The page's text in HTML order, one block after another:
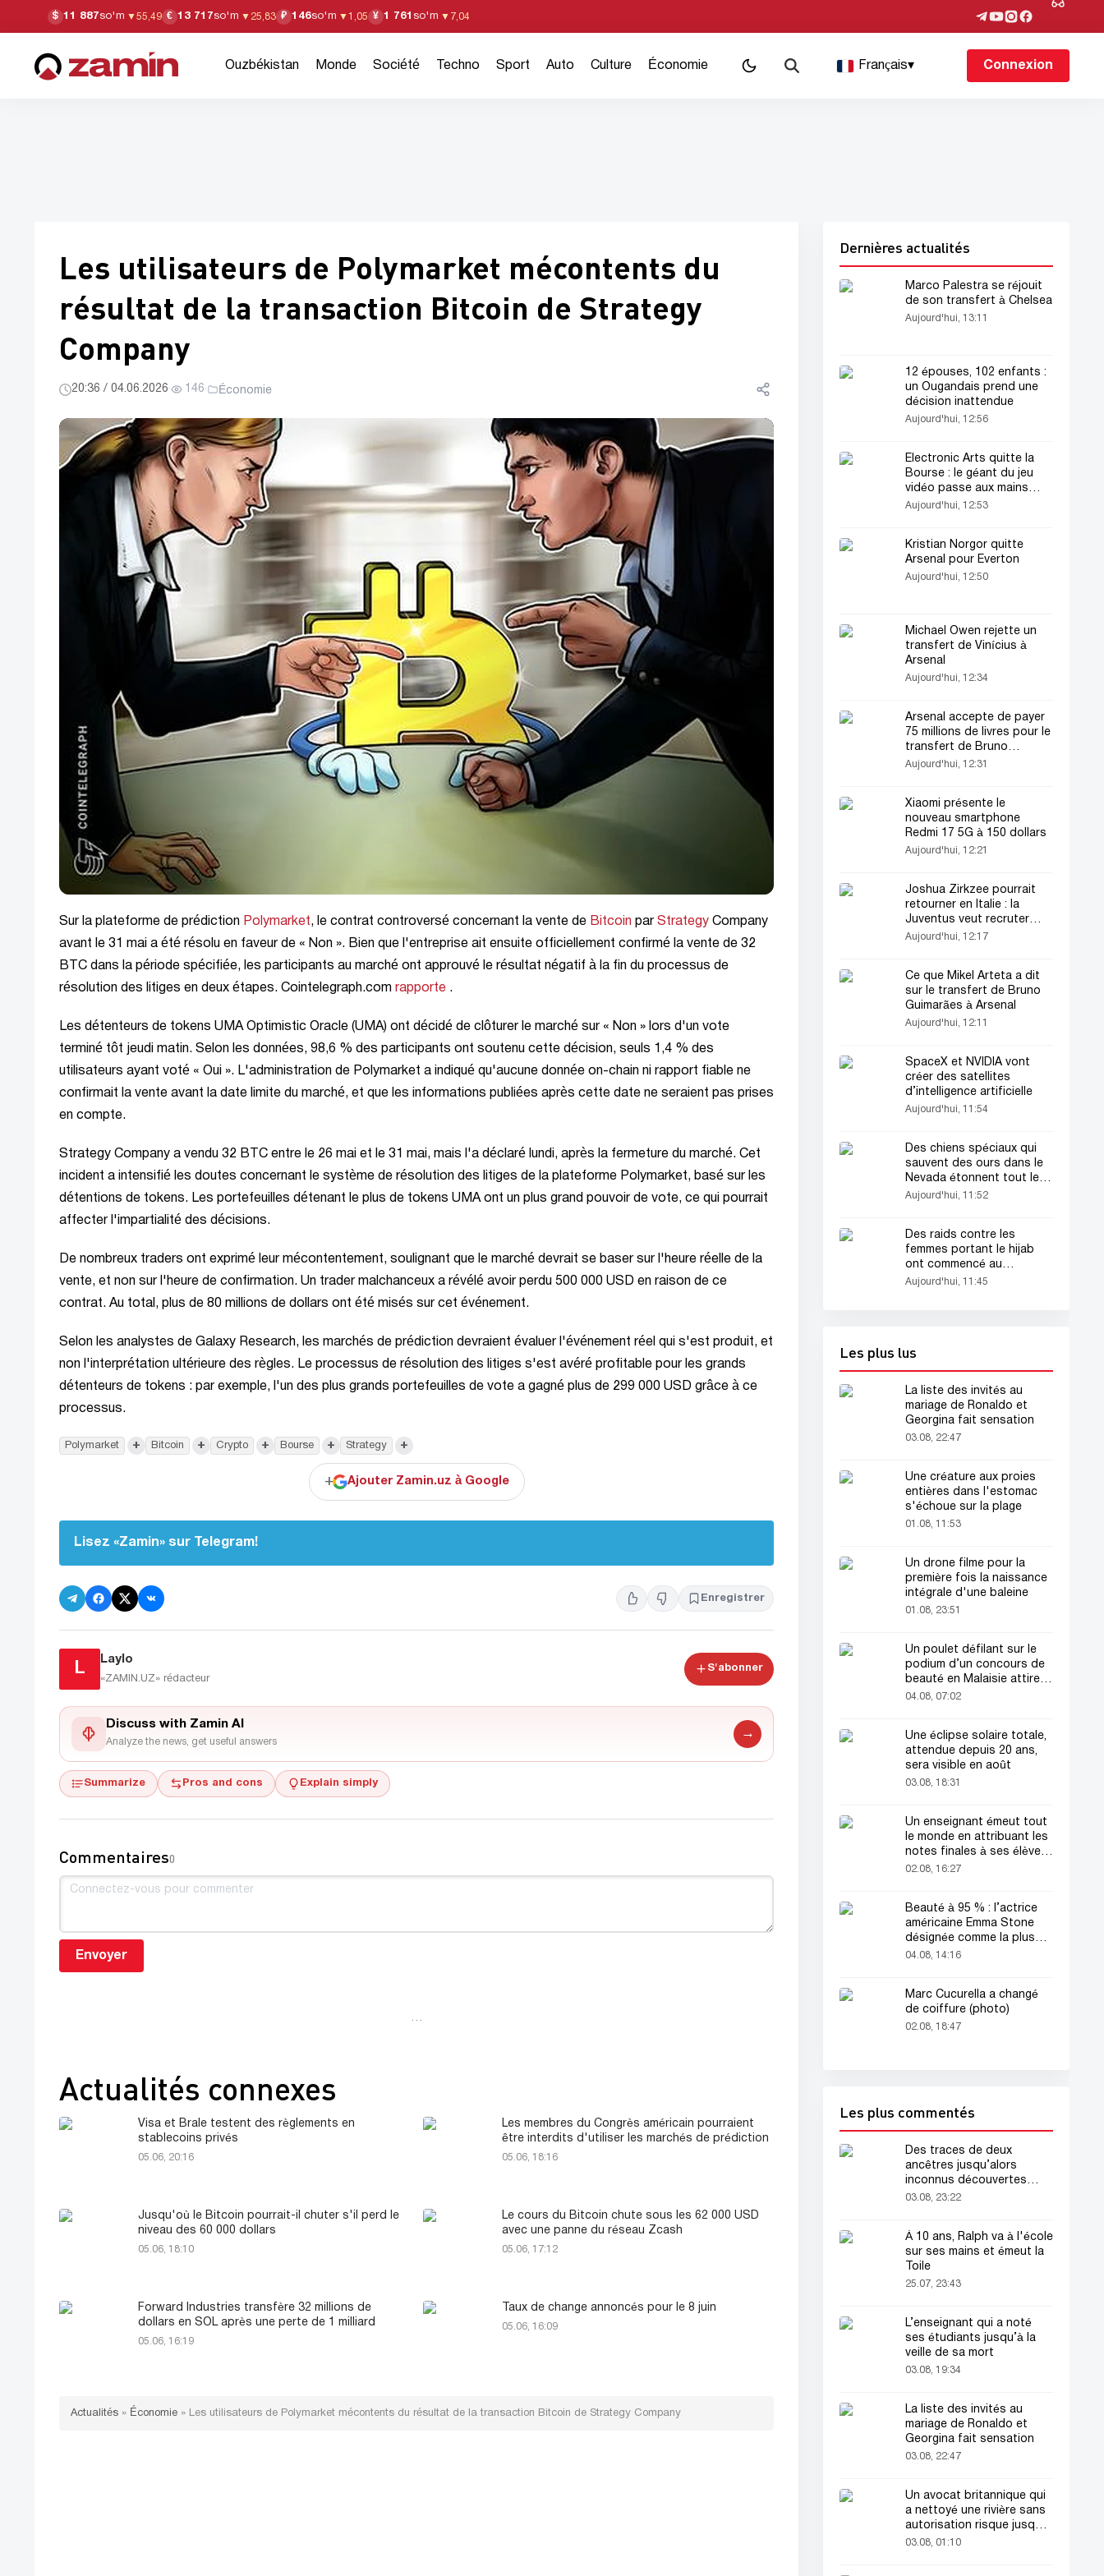
$ 11 887so'm ▼55,49 € 13 717so'm ▼ 25,83 ₽ 146so'm ▼1,05 ¥ 1 761 so'm ▼ 7,04
Ouzbékistan Monde Société Techno Sport Auto Culture Économie Français▾ Connexion
Les utilisateurs de Polymarket mécontents du
résultat de la transaction Bitcoin de Strategy
Company
20:36 / 04.06.2026· 146· Économie
Sur la plateforme de prédiction Polymarket, le contrat controversé concernant la vente de Bitcoin par Strategy Company
avant le 31 mai a été résolu en faveur de « Non ». Bien que l'entreprise ait ensuite officiellement confirmé la vente de 32
BTC dans la période spécifiée, les participants au marché ont approuvé le résultat négatif à la fin du processus de
résolution des litiges en deux étapes. Cointelegraph.com rapporte .
Les détenteurs de tokens UMA Optimistic Oracle (UMA) ont décidé de clôturer le marché sur « Non » lors d'un vote
terminé tôt jeudi matin. Selon les données, 98,6 % des participants ont soutenu cette décision, seuls 1,4 % des
utilisateurs ayant voté « Oui ». L'administration de Polymarket a indiqué qu'aucune donnée on-chain ni rapport fiable ne
confirmait la vente avant la date limite du marché, et que les informations publiées après cette date ne seraient pas prises
en compte.
Strategy Company a vendu 32 BTC entre le 26 mai et le 31 mai, mais l'a déclaré lundi, après la fermeture du marché. Cet
incident a intensifié les doutes concernant le système de résolution des litiges de la plateforme Polymarket, basé sur les
détentions de tokens. Les portefeuilles détenant le plus de tokens UMA ont un plus grand pouvoir de vote, ce qui pourrait
affecter l'impartialité des décisions.
De nombreux traders ont exprimé leur mécontentement, soulignant que le marché devrait se baser sur l'heure réelle de la
vente, et non sur l'heure de confirmation. Un trader malchanceux a révélé avoir perdu 500 000 USD en raison de ce
contrat. Au total, plus de 80 millions de dollars ont été misés sur cet événement.
Selon les analystes de Galaxy Research, les marchés de prédiction devraient évaluer l'événement réel qui s'est produit, et
non l'interprétation ultérieure des règles. Le processus de résolution des litiges s'est avéré profitable pour les grands
détenteurs de tokens : par exemple, l'un des plus grands portefeuilles de vote a gagné plus de 299 000 USD grâce à ce
processus.
Polymarket + Bitcoin + Crypto + Bourse + Strategy +
+ Ajouter Zamin.uz à Google
Lisez «Zamin» sur Telegram!
Enregistrer
L
Laylo
«ZAMIN.UZ» rédacteur
S'abonner
Discuss with Zamin AI
Analyze the news, get useful answers
→
Summarize Pros and cons Explain simply
Commentaires0
Envoyer
…
Actualités connexes
Visa et Brale testent des règlements en
stablecoins privés
05.06, 20:16
Les membres du Congrès américain pourraient
être interdits d'utiliser les marchés de prédiction
05.06, 18:16
Jusqu'où le Bitcoin pourrait-il chuter s'il perd le
niveau des 60 000 dollars
05.06, 18:10
Le cours du Bitcoin chute sous les 62 000 USD
avec une panne du réseau Zcash
05.06, 17:12
Forward Industries transfère 32 millions de
dollars en SOL après une perte de 1 milliard
05.06, 16:19
Taux de change annoncés pour le 8 juin
05.06, 16:09
Actualités » Économie » Les utilisateurs de Polymarket mécontents du résultat de la transaction Bitcoin de Strategy Company
Dernières actualités
Marco Palestra se réjouit
de son transfert à Chelsea
Aujourd'hui, 13:11
12 épouses, 102 enfants :
un Ougandais prend une
décision inattendue
Aujourd'hui, 12:56
Electronic Arts quitte la
Bourse : le géant du jeu
vidéo passe aux mains
d’intérêts privés
Aujourd'hui, 12:53
Kristian Norgor quitte
Arsenal pour Everton
Aujourd'hui, 12:50
Michael Owen rejette un
transfert de Vinícius à
Arsenal
Aujourd'hui, 12:34
Arsenal accepte de payer
75 millions de livres pour le
transfert de Bruno
Guimarães
Aujourd'hui, 12:31
Xiaomi présente le
nouveau smartphone
Redmi 17 5G à 150 dollars
Aujourd'hui, 12:21
Joshua Zirkzee pourrait
retourner en Italie : la
Juventus veut recruter
l'attaquant en prêt
Aujourd'hui, 12:17
Ce que Mikel Arteta a dit
sur le transfert de Bruno
Guimarães à Arsenal
Aujourd'hui, 12:11
SpaceX et NVIDIA vont
créer des satellites
d’intelligence artificielle
Aujourd'hui, 11:54
Des chiens spéciaux qui
sauvent des ours dans le
Nevada étonnent tout le
monde
Aujourd'hui, 11:52
Des raids contre les
femmes portant le hijab
ont commencé au
Tadjikistan
Aujourd'hui, 11:45
Les plus lus
La liste des invités au
mariage de Ronaldo et
Georgina fait sensation
03.08, 22:47
Une créature aux proies
entières dans l'estomac
s'échoue sur la plage
01.08, 11:53
Un drone filme pour la
première fois la naissance
intégrale d'une baleine
01.08, 23:51
Un poulet défilant sur le
podium d’un concours de
beauté en Malaisie attire
l’attention du public
04.08, 07:02
Une éclipse solaire totale,
attendue depuis 20 ans,
sera visible en août
03.08, 18:31
Un enseignant émeut tout
le monde en attribuant les
notes finales à ses élèves
avant sa mort
02.08, 16:27
Beauté à 95 % : l’actrice
américaine Emma Stone
désignée comme la plus
belle femme du monde !
04.08, 14:16
Marc Cucurella a changé
de coiffure (photo)
02.08, 18:47
Les plus commentés
Des traces de deux
ancêtres jusqu’alors
inconnus découvertes
dans l’ADN humain
03.08, 23:22
À 10 ans, Ralph va à l'école
sur ses mains et émeut la
Toile
25.07, 23:43
L’enseignant qui a noté
ses étudiants jusqu’à la
veille de sa mort
03.08, 19:34
La liste des invités au
mariage de Ronaldo et
Georgina fait sensation
03.08, 22:47
Un avocat britannique qui
a nettoyé une rivière sans
autorisation risque jusqu'à
2 ans de prison
03.08, 01:10